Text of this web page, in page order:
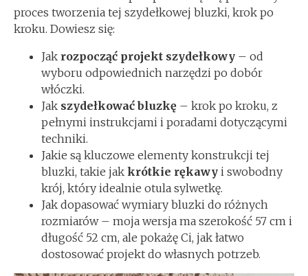
proces tworzenia tej szydełkowej bluzki, krok po
kroku. Dowiesz się:
Jak rozpocząć projekt szydełkowy – od
wyboru odpowiednich narzędzi po dobór
włóczki.
Jak szydełkować bluzkę – krok po kroku, z
pełnymi instrukcjami i poradami dotyczącymi
techniki.
Jakie są kluczowe elementy konstrukcji tej
bluzki, takie jak krótkie rękawy i swobodny
krój, który idealnie otula sylwetkę.
Jak dopasować wymiary bluzki do różnych
rozmiarów – moja wersja ma szerokość 57 cm i
długość 52 cm, ale pokażę Ci, jak łatwo
dostosować projekt do własnych potrzeb.